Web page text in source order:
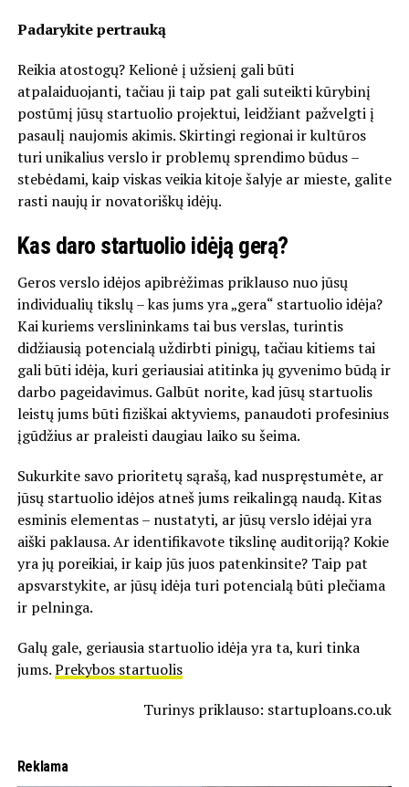
Padarykite pertrauką
Reikia atostogų? Kelionė į užsienį gali būti
atpalaiduojanti, tačiau ji taip pat gali suteikti kūrybinį
postūmį jūsų startuolio projektui, leidžiant pažvelgti į
pasaulį naujomis akimis. Skirtingi regionai ir kultūros
turi unikalius verslo ir problemų sprendimo būdus –
stebėdami, kaip viskas veikia kitoje šalyje ar mieste, galite
rasti naujų ir novatoriškų idėjų.
Kas daro startuolio idėją gerą?
Geros verslo idėjos apibrėžimas priklauso nuo jūsų
individualių tikslų – kas jums yra „gera“ startuolio idėja?
Kai kuriems verslininkams tai bus verslas, turintis
didžiausią potencialą uždirbti pinigų, tačiau kitiems tai
gali būti idėja, kuri geriausiai atitinka jų gyvenimo būdą ir
darbo pageidavimus. Galbūt norite, kad jūsų startuolis
leistų jums būti fiziškai aktyviems, panaudoti profesinius
įgūdžius ar praleisti daugiau laiko su šeima.
Sukurkite savo prioritetų sąrašą, kad nuspręstumėte, ar
jūsų startuolio idėjos atneš jums reikalingą naudą. Kitas
esminis elementas – nustatyti, ar jūsų verslo idėjai yra
aiški paklausa. Ar identifikavote tikslinę auditoriją? Kokie
yra jų poreikiai, ir kaip jūs juos patenkinsite? Taip pat
apsvarstykite, ar jūsų idėja turi potencialą būti plečiama
ir pelninga.
Galų gale, geriausia startuolio idėja yra ta, kuri tinka
jums.Prekybos startuolis
Turinys priklauso: startuploans.co.uk
Reklama